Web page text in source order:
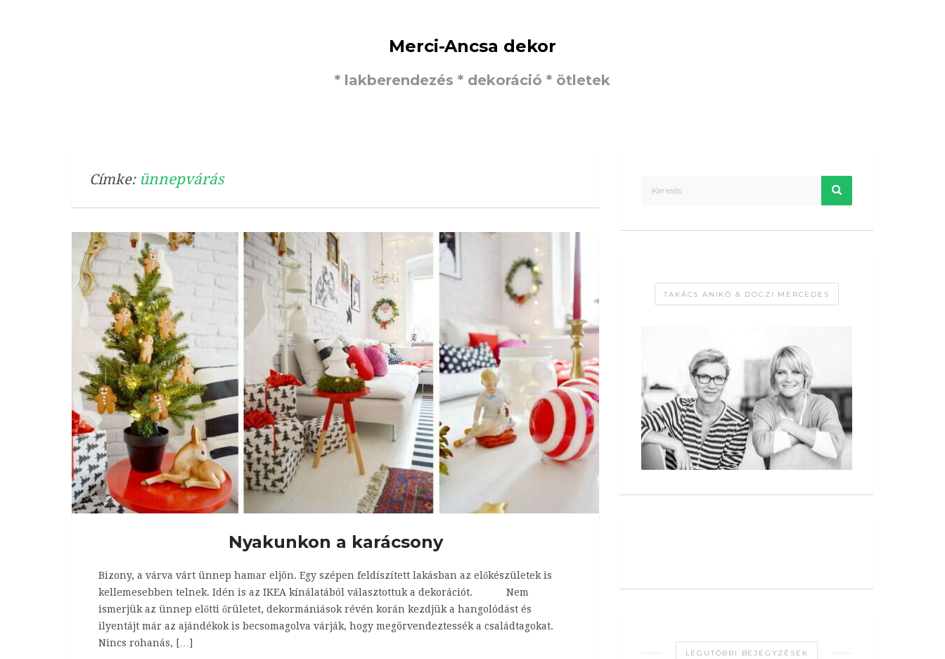
Merci-Ancsa dekor
* lakberendezés * dekoráció * ötletek
Címke: ünnepvárás
Nyakunkon a karácsony
Bizony, a várva várt ünnep hamar eljön. Egy szépen feldíszített lakásban az előkészületek is
kellemesebben telnek. Idén is az IKEA kínálatából választottuk a dekorációt. Nem
ismerjük az ünnep előtti őrületet, dekormániások révén korán kezdjük a hangolódást és
ilyentájt már az ajándékok is becsomagolva várják, hogy megörvendeztessék a családtagokat.
Nincs rohanás, […]
TAKÁCS ANIKÓ & DÓCZI MERCEDES
LEGUTÓBBI BEJEGYZÉSEK